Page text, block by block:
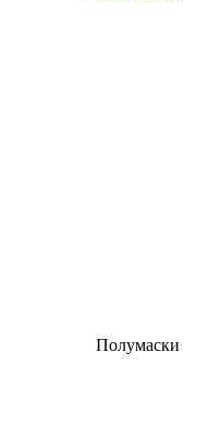
Полумаски